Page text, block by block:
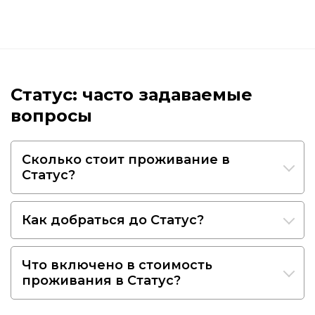
Статус: часто задаваемые
вопросы
Сколько стоит проживание в
Статус?
Как добраться до Статус?
Что включено в стоимость
проживания в Статус?